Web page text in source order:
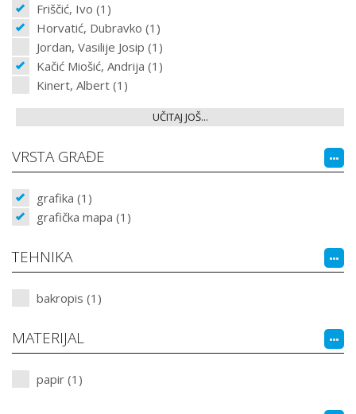
Friščić, Ivo (1)
Horvatić, Dubravko (1)
Jordan, Vasilije Josip (1)
Kačić Miošić, Andrija (1)
Kinert, Albert (1)
UČITAJ JOŠ...
VRSTA GRAĐE
grafika (1)
grafička mapa (1)
TEHNIKA
bakropis (1)
MATERIJAL
papir (1)